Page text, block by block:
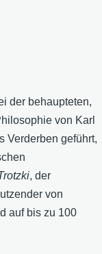
der behaupteten,
von Karl
Verderben geführt,
, der
von
auf bis zu 100